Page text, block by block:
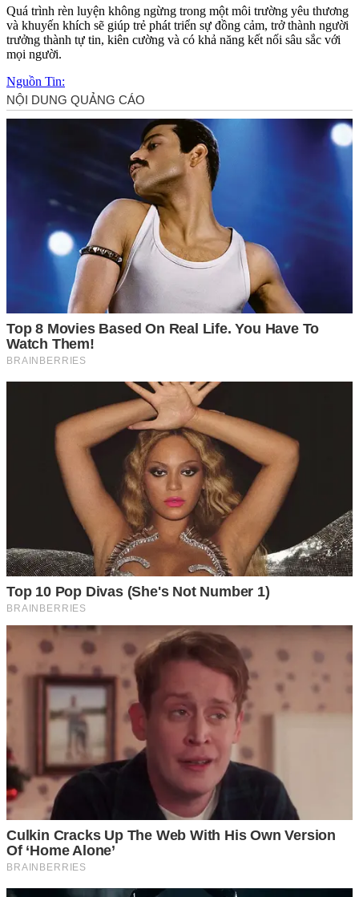
Quá trình rèn luyện không ngừng trong một môi trường yêu thương
và khuyến khích sẽ giúp trẻ phát triển sự đồng cảm, trở thành người
trưởng thành tự tin, kiên cường và có khả năng kết nối sâu sắc với
mọi người.
Nguồn Tin: